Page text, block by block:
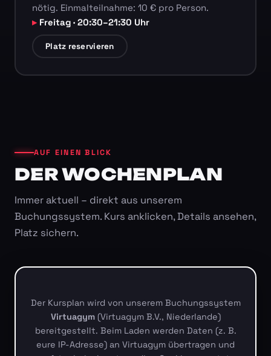
nötig. Einmalteilnahme: 10 € pro Person.
Freitag · 20:30–21:30 Uhr
Platz reservieren
AUF EINEN BLICK
DER WOCHENPLAN
Immer aktuell – direkt aus unserem
Buchungssystem. Kurs anklicken, Details ansehen,
Platz sichern.
Der Kursplan wird von unserem Buchungssystem
Virtuagym(Virtuagym B.V., Niederlande)
bereitgestellt. Beim Laden werden Daten (z. B.
eure IP-Adresse) an Virtuagym übertragen und